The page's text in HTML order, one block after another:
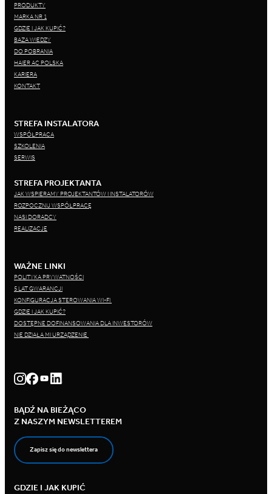
PRODUKTY
MARKA NR 1
GDZIE I JAK KUPIĆ?
BAZA WIEDZY
DO POBRANIA
HAIER AC POLSKA
KARIERA
KONTAKT
STREFA INSTALATORA
WSPÓŁPRACA
SZKOLENIA
SERWIS
STREFA PROJEKTANTA
JAK WSPIERAMY PROJEKTANTÓW I INSTALATORÓW
ROZPOCZNIJ WSPÓŁPRACĘ
NASI DORADCY
REALIZACJE
WAŻNE LINKI
POLITYKA PRYWATNOŚCI
5 LAT GWARANCJI
KONFIGURACJA STEROWANIA WI-FI
GDZIE I JAK KUPIĆ?
DOSTĘPNE DOFINANSOWANIA DLA INWESTORÓW
NIE DZIAŁA MI URZĄDZENIE
BĄDŹ NA BIEŻĄCO
Z NASZYM NEWSLETTEREM
Zapisz się do newslettera
GDZIE I JAK KUPIĆ